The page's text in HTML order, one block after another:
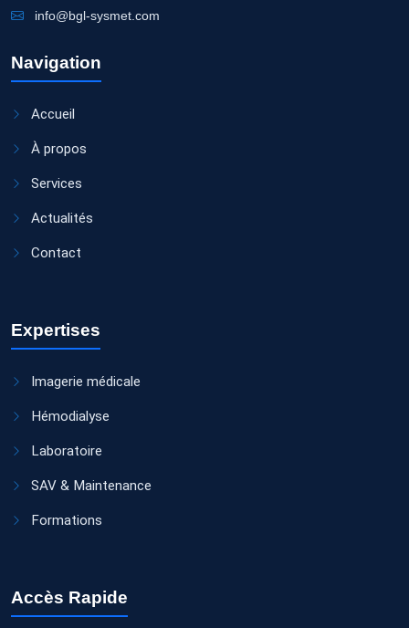
info@bgl-sysmet.com
Navigation
Accueil
À propos
Services
Actualités
Contact
Expertises
Imagerie médicale
Hémodialyse
Laboratoire
SAV & Maintenance
Formations
Accès Rapide